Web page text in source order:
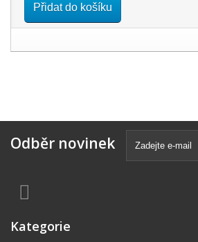
Přidat do košíku
Odběr novinek
Kategorie